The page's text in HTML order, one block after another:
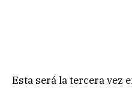
Esta será la tercera vez